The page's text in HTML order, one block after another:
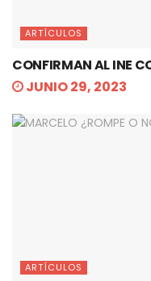
ARTÍCULOS
CONFIRMAN AL INE
JUNIO 29, 2023
ARTÍCULOS